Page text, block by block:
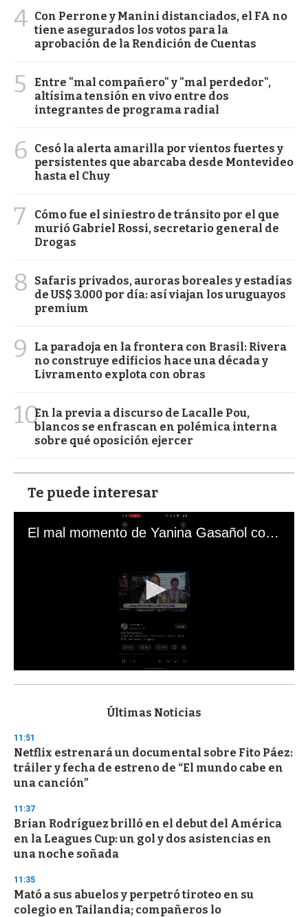
4 Con Perrone y Manini distanciados, el FA no
tiene asegurados los votos para la
aprobación de la Rendición de Cuentas
5
Entre "mal compañero" y "mal perdedor",
altísima tensión en vivo entre dos
integrantes de programa radial
6
Cesó la alerta amarilla por vientos fuertes y
persistentes que abarcaba desde Montevideo
hasta el Chuy
7
Cómo fue el siniestro de tránsito por el que
murió Gabriel Rossi, secretario general de
Drogas
8
Safaris privados, auroras boreales y estadías
de US$ 3.000 por día: así viajan los uruguayos
premium
9
La paradoja en la frontera con Brasil: Rivera
no construye edificios hace una década y
Livramento explota con obras
10En la previa a discurso de Lacalle Pou,
blancos se enfrascan en polémica interna
sobre qué oposición ejercer
Te puede interesar
El mal momento de Yanina Gasañol con un hincha argentino en "Subrayado"
s
d
s
o
f
3
s
e
c
o
n
Últimas Noticias
11:51
Netflix estrenará un documental sobre Fito Páez:
tráiler y fecha de estreno de “El mundo cabe en
una canción”
11:37
Brian Rodríguez brilló en el debut del América
en la Leagues Cup: un gol y dos asistencias en
una noche soñada
11:35
Mató a sus abuelos y perpetró tiroteo en su
colegio en Tailandia; compañeros lo